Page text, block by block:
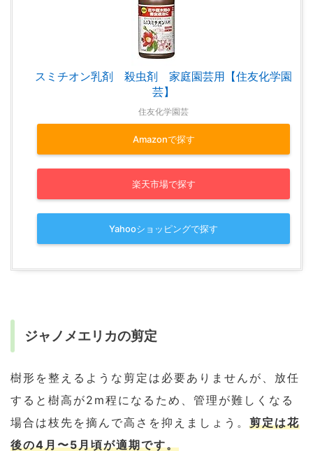
スミチオン乳剤 殺虫剤 家庭園芸用【住友化学園
芸】
住友化学園芸
Amazonで探す
楽天市場で探す
Yahooショッピングで探す
ジャノメエリカの剪定
樹形を整えるような剪定は必要ありませんが、放任
すると樹高が2m程になるため、管理が難しくなる
場合は枝先を摘んで高さを抑えましょう。 剪定は花
後の4月〜5月頃が適期です。